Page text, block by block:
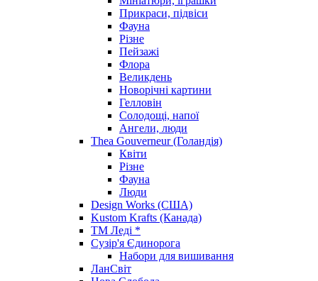
Прикраси, підвіси
Фауна
Різне
Пейзажі
Флора
Великдень
Новорічні картини
Гелловін
Солодощі, напої
Ангели, люди
Thea Gouverneur (Голандія)
Квіти
Різне
Фауна
Люди
Design Works (США)
Kustom Krafts (Канада)
ТМ Леді *
Сузір'я Єдинорога
Набори для вишивання
ЛанСвіт